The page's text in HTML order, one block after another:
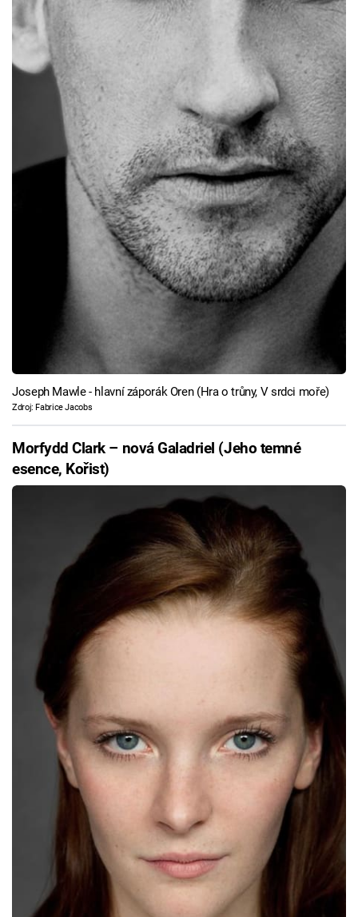
Joseph Mawle - hlavní záporák Oren (Hra o trůny, V srdci moře)
Zdroj: Fabrice Jacobs
Morfydd Clark – nová Galadriel (Jeho temné
esence, Kořist)